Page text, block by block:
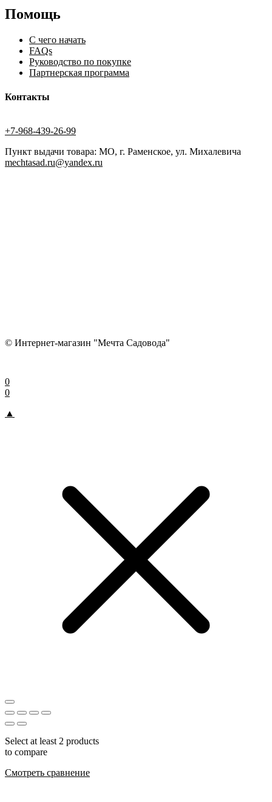
Помощь
С чего начать
FAQs
Руководство по покупке
Партнерская программа
Контакты
+7-968-439-26-99
Пункт выдачи товара: МО, г. Раменское, ул. Михалевича
mechtasad.ru@yandex.ru
© Интернет-магазин "Мечта Садовода"
0
0
▲
Select at least 2 products
to compare
Смотреть сравнение